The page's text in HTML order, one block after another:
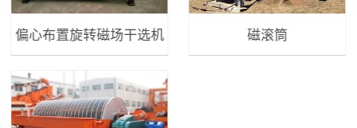
偏心布置旋转磁场干选机 磁滚筒